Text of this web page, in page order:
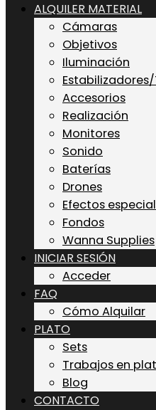
ALQUILER MATERIAL
Cámaras
Objetivos
Iluminación
Accesorios
Realización
Monitores
Sonido
Baterías
Drones
Efectos
Fondos
Wanna Supplies
INICIAR SESIÓN
Acceder
FAQ
Cómo Alquilar
PLATO
Sets
Trabajos en
Blog
CONTACTO